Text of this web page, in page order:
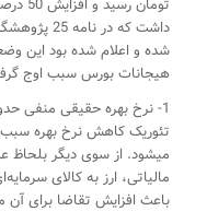
داشت که در
شده و اعلام شده بود این
هیجانات بورس سبب اوج
تئوریک کاهش نرخ بهره سبب
میشود. از سوی دیگر بلحاظ
مالیاتی، ارز به کالای
باعث افزایش تقاضا برای آن